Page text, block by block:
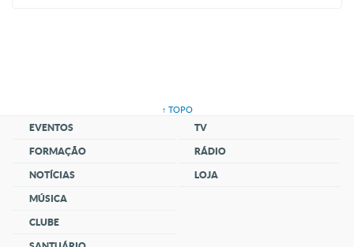
↑ TOPO
EVENTOS
FORMAÇÃO
NOTÍCIAS
MÚSICA
CLUBE
TV
RÁDIO
LOJA